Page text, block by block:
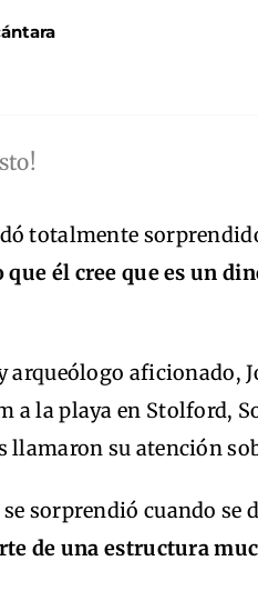
totalmente
que él cree que es un
aficionado,
a la playa en Stolford,
llamaron su atención
sorprendió cuando se
de una estructura